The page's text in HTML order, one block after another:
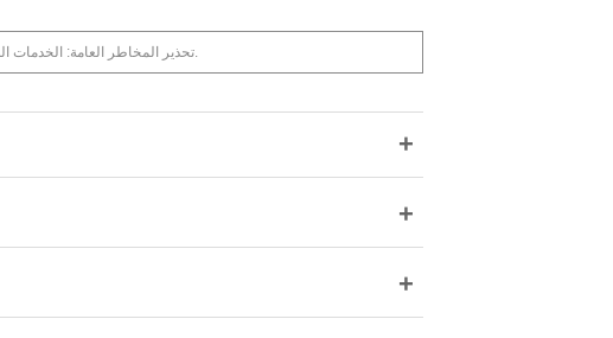
تحذير المخاطر العامة: الخدمات المالية التي تتم مراجعتها هنا تحمل مستوى عال من المخاطر ويمكن أن تؤدي إلى فقدان جميع أموالك.
+
+
+